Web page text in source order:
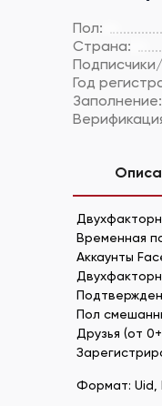
Пол:
Страна:
Год
Заполнение:
Временная
Аккаунты
Пол
Друзья (от
Формат: Uid,